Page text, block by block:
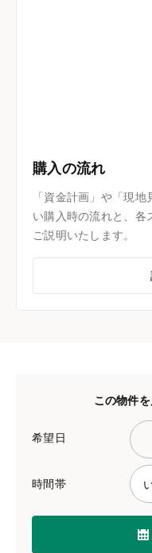
購入の流れ
「資金計画」や「現
い購入時の流れと、各
ご説明いたします。
この物件
希望日
時間帯